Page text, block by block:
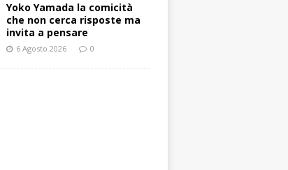
Yoko Yamada la comicità
che non cerca risposte ma
invita a pensare
6 Agosto 2026 0